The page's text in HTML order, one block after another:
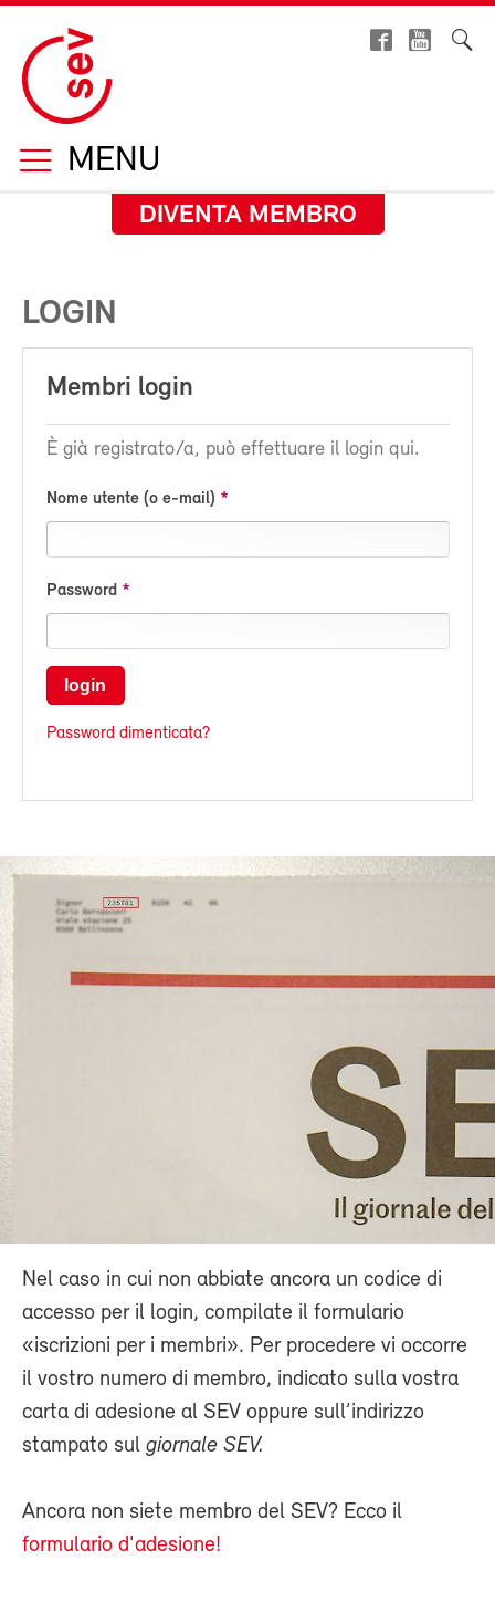
MENU
DIVENTA MEMBRO
LOGIN
Membri login
È già registrato/a, può effettuare il login qui.
Nome utente (o e-mail)
Password
login
Password dimenticata?
Nel caso in cui non abbiate ancora un codice di
accesso per il login, compilate il formulario
«iscrizioni per i membri». Per procedere vi occorre
il vostro numero di membro, indicato sulla vostra
carta di adesione al SEV oppure sull’indirizzo
stampato sul giornale SEV.
Ancora non siete membro del SEV? Ecco il
formulario d'adesione!